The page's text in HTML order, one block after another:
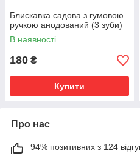
Блискавка садова з гумовою
ручкою анодований (3 зуби)
В наявності
180 ₴
Купити
Про нас
94% позитивних з 124